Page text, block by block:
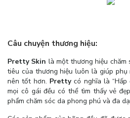
Câu chuyện thương hiệu:
Pretty Skin là một thương hiệu chăm
tiêu của thương hiệu luôn là giúp
nên tốt hơn. Prettycó nghĩa là “Hấp
mọi cô gái đều có thể tìm thấy vẻ
phẩm chăm sóc da phong phú và đa